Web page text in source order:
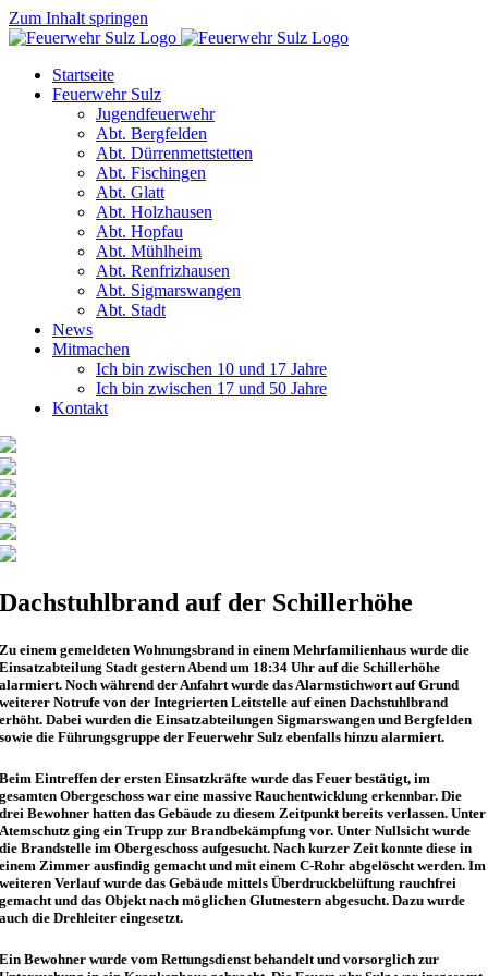
Zum Inhalt springen
Startseite
Feuerwehr Sulz
Jugendfeuerwehr
Abt. Bergfelden
Abt. Dürrenmettstetten
Abt. Fischingen
Abt. Glatt
Abt. Holzhausen
Abt. Hopfau
Abt. Mühlheim
Abt. Renfrizhausen
Abt. Sigmarswangen
Abt. Stadt
News
Mitmachen
Ich bin zwischen 10 und 17 Jahre
Ich bin zwischen 17 und 50 Jahre
Kontakt
Dachstuhlbrand auf der Schillerhöhe
Zu einem gemeldeten Wohnungsbrand in einem Mehrfamilienhaus wurde die
Einsatzabteilung Stadt gestern Abend um 18:34 Uhr auf die Schillerhöhe
alarmiert. Noch während der Anfahrt wurde das Alarmstichwort auf Grund
weiterer Notrufe von der Integrierten Leitstelle auf einen Dachstuhlbrand
erhöht. Dabei wurden die Einsatzabteilungen Sigmarswangen und Bergfelden
sowie die Führungsgruppe der Feuerwehr Sulz ebenfalls hinzu alarmiert.
Beim Eintreffen der ersten Einsatzkräfte wurde das Feuer bestätigt, im
gesamten Obergeschoss war eine massive Rauchentwicklung erkennbar. Die
drei Bewohner hatten das Gebäude zu diesem Zeitpunkt bereits verlassen. Unter
Atemschutz ging ein Trupp zur Brandbekämpfung vor. Unter Nullsicht wurde
die Brandstelle im Obergeschoss aufgesucht. Nach kurzer Zeit konnte diese in
einem Zimmer ausfindig gemacht und mit einem C-Rohr abgelöscht werden. Im
weiteren Verlauf wurde das Gebäude mittels Überdruckbelüftung rauchfrei
gemacht und das Objekt nach möglichen Glutnestern abgesucht. Dazu wurde
auch die Drehleiter eingesetzt.
Ein Bewohner wurde vom Rettungsdienst behandelt und vorsorglich zur